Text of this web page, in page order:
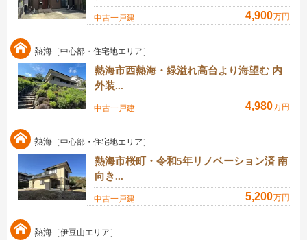
中古一戸建 4,900万円
熱海 ［中心部・住宅地エリア］
熱海市西熱海・緑溢れ高台より海望む 内
外装...
中古一戸建 4,980万円
熱海 ［中心部・住宅地エリア］
熱海市桜町・令和5年リノベーション済 南
向き...
中古一戸建 5,200万円
熱海 ［伊豆山エリア］